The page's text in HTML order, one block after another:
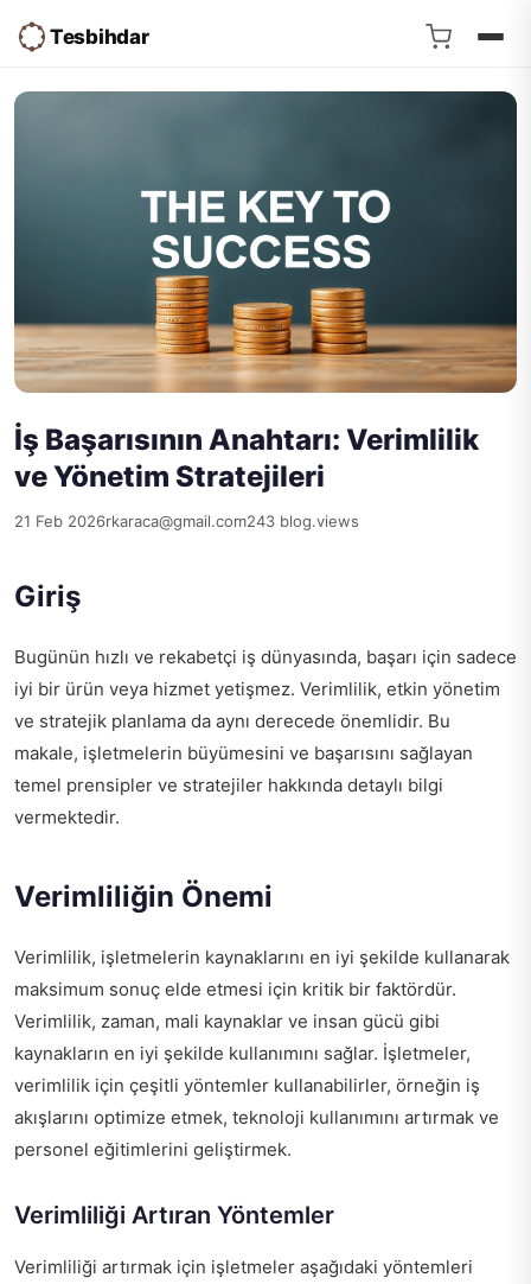
Tesbihdar
İş Başarısının Anahtarı: Verimlilik
ve Yönetim Stratejileri
21 Feb 2026rkaraca@gmail.com243 blog.views
Giriş
Bugünün hızlı ve rekabetçi iş dünyasında, başarı için sadece
iyi bir ürün veya hizmet yetişmez. Verimlilik, etkin yönetim
ve stratejik planlama da aynı derecede önemlidir. Bu
makale, işletmelerin büyümesini ve başarısını sağlayan
temel prensipler ve stratejiler hakkında detaylı bilgi
vermektedir.
Verimliliğin Önemi
Verimlilik, işletmelerin kaynaklarını en iyi şekilde kullanarak
maksimum sonuç elde etmesi için kritik bir faktördür.
Verimlilik, zaman, mali kaynaklar ve insan gücü gibi
kaynakların en iyi şekilde kullanımını sağlar. İşletmeler,
verimlilik için çeşitli yöntemler kullanabilirler, örneğin iş
akışlarını optimize etmek, teknoloji kullanımını artırmak ve
personel eğitimlerini geliştirmek.
Verimliliği Artıran Yöntemler
Verimliliği artırmak için işletmeler aşağıdaki yöntemleri